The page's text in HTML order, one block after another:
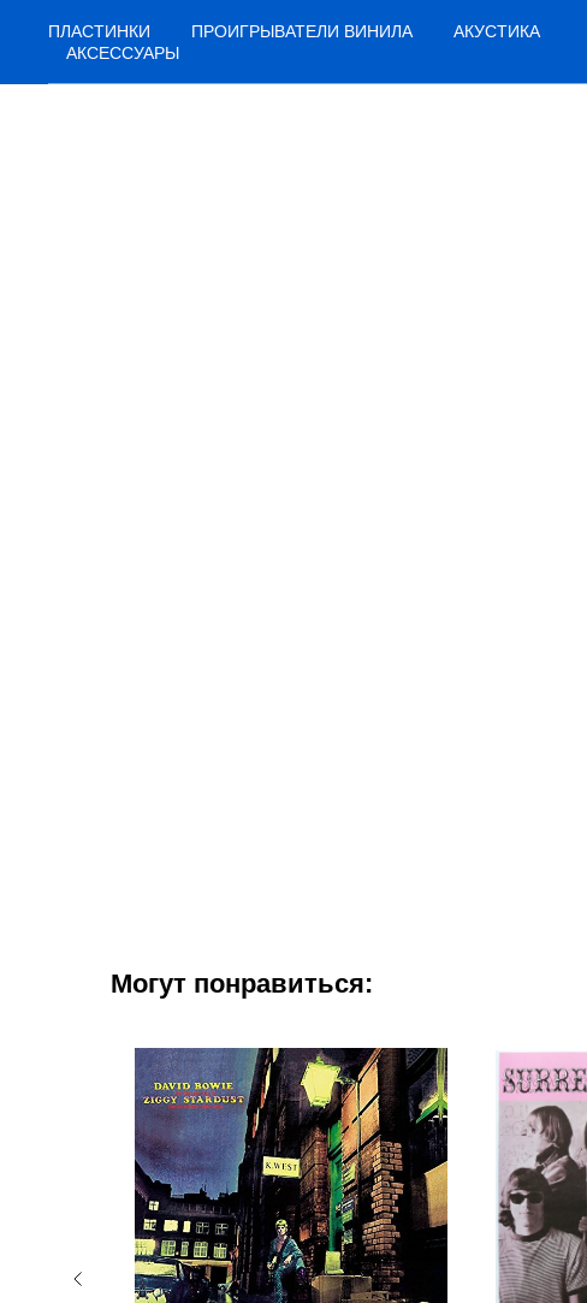
ПЛАСТИНКИ ПРОИГРЫВАТЕЛИ ВИНИЛА
АКУСТИКА
АКСЕССУАРЫ
Могут понравиться: